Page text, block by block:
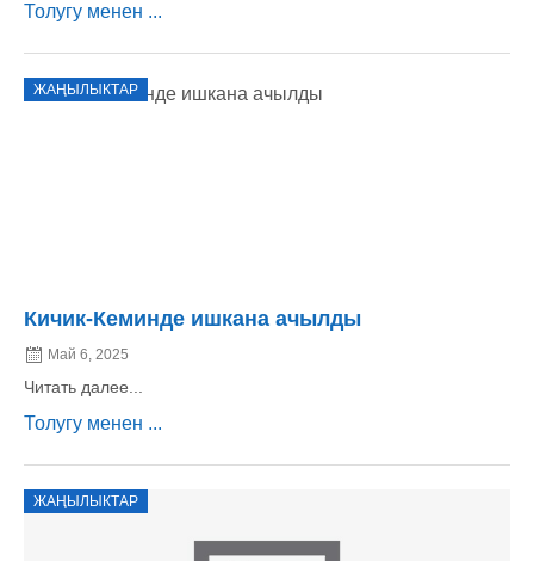
Толугу менен ...
ЖАҢЫЛЫКТАР
Кичик-Кеминде ишкана ачылды
Май 6, 2025
Читать далее...
Толугу менен ...
ЖАҢЫЛЫКТАР